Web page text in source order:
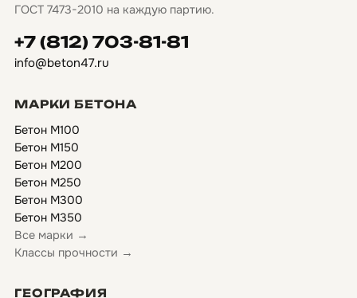
ГОСТ 7473-2010 на каждую партию.
+7 (812) 703-81-81
info@beton47.ru
МАРКИ БЕТОНА
Бетон М100
Бетон М150
Бетон М200
Бетон М250
Бетон М300
Бетон М350
Все марки →
Классы прочности →
ГЕОГРАФИЯ